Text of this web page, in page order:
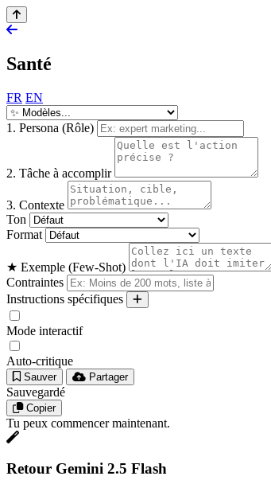
Santé
FR EN
1. Persona (Rôle)
2. Tâche à accomplir
3. Contexte
Ton
Format
★ Exemple (Few-Shot)
Contraintes
Instructions spécifiques
Mode interactif
Auto-critique
Sauver Partager
Sauvegardé
Copier
Tu peux commencer maintenant.
Retour Gemini 2.5 Flash